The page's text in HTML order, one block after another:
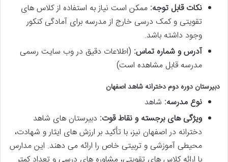
نکات قابل توجه: ممکن است نیاز به استفاده از کلاس های
تقویتی و کمک درسی خارج از مدرسه برای آمادگی کنکور
وجود داشته باشد.
آدرس و شماره تماس: (اطلاعات دقیق در وب سایت رسمی
مدرسه قابل مشاهده است)
دبیرستان دوره دوم دخترانه شاهد اصفهان
نوع مدرسه: شاهد
ویژگی های برجسته و نقاط قوت: دبیرستان های شاهد
دخترانه در اصفهان نیز، با تأکید بر ارزش های ایثار و شهادت،
محیطی آموزشی و تربیتی خاص را ارائه می دهند. این مدارس